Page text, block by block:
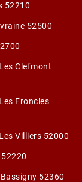
52210
52500
Clefmont
Froncles
Villiers 52000
52360